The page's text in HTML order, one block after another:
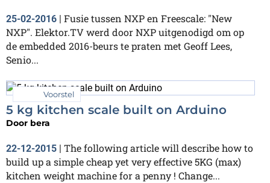
25-02-2016
Fusie tussen NXP en Freescale: "New
NXP". Elektor.TV werd door NXP uitgenodigd om op
de embedded 2016-beurs te praten met Geoff Lees,
Senio...
Voorstel
5 kg kitchen scale built on Arduino
Door bera
22-12-2015 | The following article will describe how to
build up a simple cheap yet very effective 5KG (max)
kitchen weight machine for a penny ! Change...